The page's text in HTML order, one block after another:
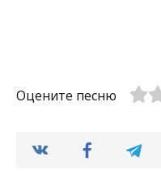
Оцените песню